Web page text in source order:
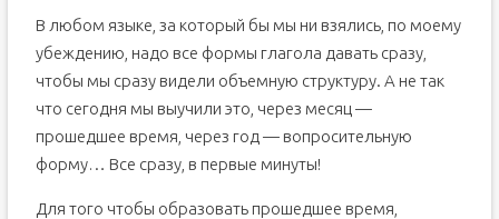
В любом языке, за который бы мы ни взялись, по моему
убеждению, надо все формы глагола давать сразу,
чтобы мы сразу видели объемную структуру. А не так
что сегодня мы выучили это, через месяц —
прошедшее время, через год — вопросительную
форму… Все сразу, в первые минуты!
Для того чтобы образовать прошедшее время,